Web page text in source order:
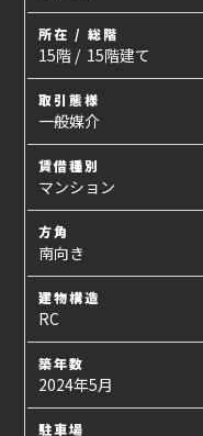
所在 / 総階
15階 / 15階建て
取引態様
一般媒介
賃借種別
マンション
方角
南向き
建物構造
RC
築年数
2024年5月
駐車場